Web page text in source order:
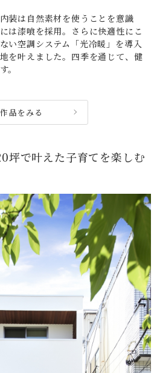
装は自然素材を使うことを意識
は漆喰を採用。さらに快適性にこ
い空調システム「光冷暖」を導入
を叶えました。四季を通じて、健
。
作品をみる
坪で叶えた子育てを楽しむ